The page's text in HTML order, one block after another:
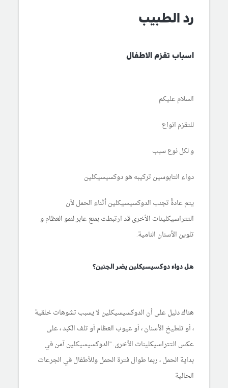
رد الطبيب
اسباب تقزم الاطفال
السلام عليكم
للتقزم انواع
و لكل نوع سبب
دواء التابوسين تركيبه هو دوكسيسيكلين
يتم عادةً تجنب الدوكسيسيكلين أثناء الحمل لأن
التتراسيكلينات الأخرى قد ارتبطت بمنع عابر لنمو العظام و
تلوين الأسنان النامية.
هل دواء دوكسيسيكلين يضر الجنين؟
هناك دليل على أن الدوكسيسيكلين لا يسبب تشوهات خلقية
، أو تلطيخ الأسنان ، أو عيوب العظام أو تلف الكبد ، على
عكس التتراسيكلينات الأخرى. "الدوكسيسيكلين آمن في
بداية الحمل ، ربما طوال فترة الحمل وللأطفال في الجرعات
الحالية